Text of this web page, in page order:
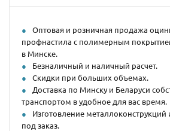
Оптовая и розничная продажа
профнастила с полимерным
в Минске.
Безналичный и наличный расчет.
Скидки при больших объемах.
Доставка по Минску и Беларуси
транспортом в удобное для вас время.
Изготовление
под заказ.